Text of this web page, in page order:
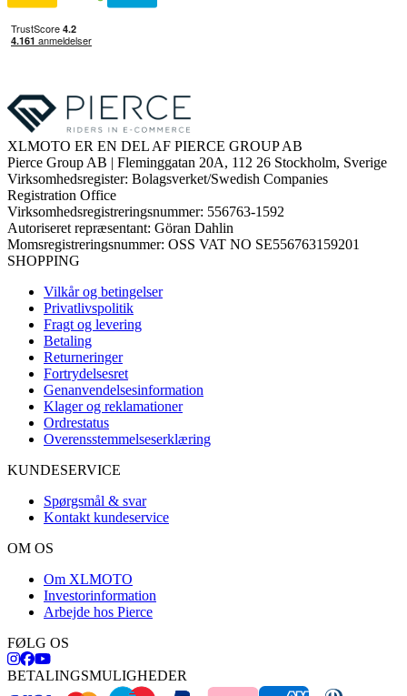
XLMOTO ER EN DEL AF PIERCE GROUP AB
Pierce Group AB | Fleminggatan 20A, 112 26 Stockholm, Sverige
Virksomhedsregister: Bolagsverket/Swedish Companies
Registration Office
Virksomhedsregistreringsnummer: 556763-1592
Autoriseret repræsentant: Göran Dahlin
Momsregistreringsnummer: OSS VAT NO SE556763159201
SHOPPING
Vilkår og betingelser
Privatlivspolitik
Fragt og levering
Betaling
Returneringer
Fortrydelsesret
Genanvendelsesinformation
Klager og reklamationer
Ordrestatus
Overensstemmelseserklæring
KUNDESERVICE
Spørgsmål & svar
Kontakt kundeservice
OM OS
Om XLMOTO
Investorinformation
Arbejde hos Pierce
FØLG OS
BETALINGSMULIGHEDER